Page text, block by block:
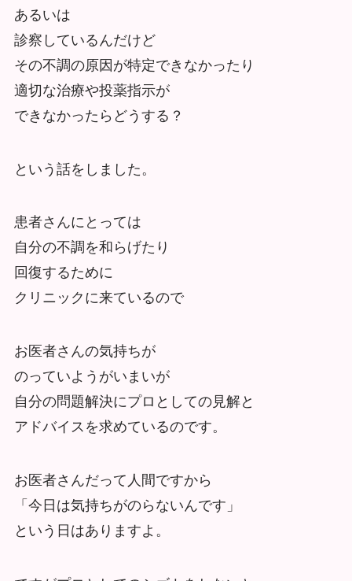
あるいは
診察しているんだけど
その不調の原因が特定できなかったり
適切な治療や投薬指示が
できなかったらどうする？
という話をしました。
患者さんにとっては
自分の不調を和らげたり
回復するために
クリニックに来ているので
お医者さんの気持ちが
のっていようがいまいが
自分の問題解決にプロとしての見解と
アドバイスを求めているのです。
お医者さんだって人間ですから
「今日は気持ちがのらないんです」
という日はありますよ。